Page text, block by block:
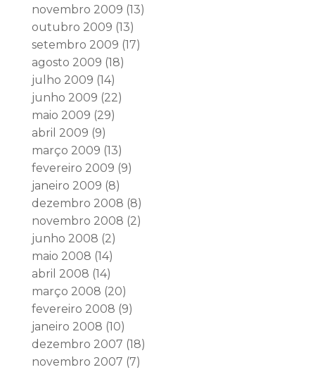
novembro 2009 (13)
outubro 2009 (13)
setembro 2009 (17)
agosto 2009 (18)
julho 2009 (14)
junho 2009 (22)
maio 2009 (29)
abril 2009 (9)
março 2009 (13)
fevereiro 2009 (9)
janeiro 2009 (8)
dezembro 2008 (8)
novembro 2008 (2)
junho 2008 (2)
maio 2008 (14)
abril 2008 (14)
março 2008 (20)
fevereiro 2008 (9)
janeiro 2008 (10)
dezembro 2007 (18)
novembro 2007 (7)